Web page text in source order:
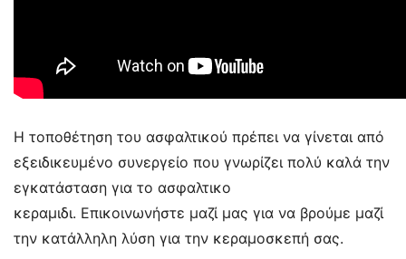
Η τοποθέτηση του ασφαλτικού πρέπει να γίνεται από
εξειδικευμένο συνεργείο που γνωρίζει πολύ καλά την
εγκατάσταση για το ασφαλτικο
κεραμιδι. Επικοινωνήστε μαζί μας για να βρούμε μαζί
την κατάλληλη λύση για την κεραμοσκεπή σας.